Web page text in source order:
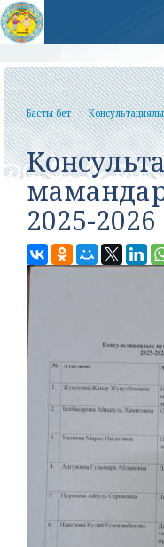
Басты бет
2025-